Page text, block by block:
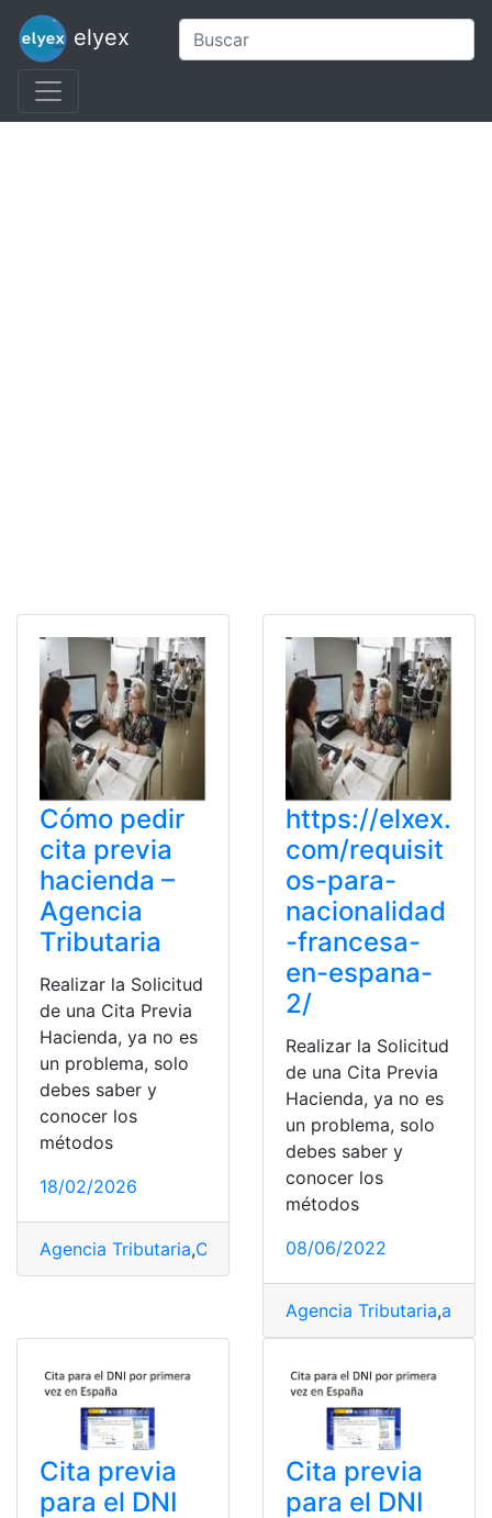
elyex
Cómo pedir
cita previa
hacienda –
Agencia
Tributaria
Realizar la Solicitud
de una Cita Previa
Hacienda, ya no es
un problema, solo
debes saber y
conocer los
métodos
18/02/2026
Agencia Tributaria,Cita previa ,Cita previa.
https://elxex.
com/requisit
os-para-
nacionalidad
-francesa-
en-espana-
2/
Realizar la Solicitud
de una Cita Previa
Hacienda, ya no es
un problema, solo
debes saber y
conocer los
métodos
08/06/2022
Agencia Tributaria,
Cita previa
para el DNI
Cita previa
para el DNI